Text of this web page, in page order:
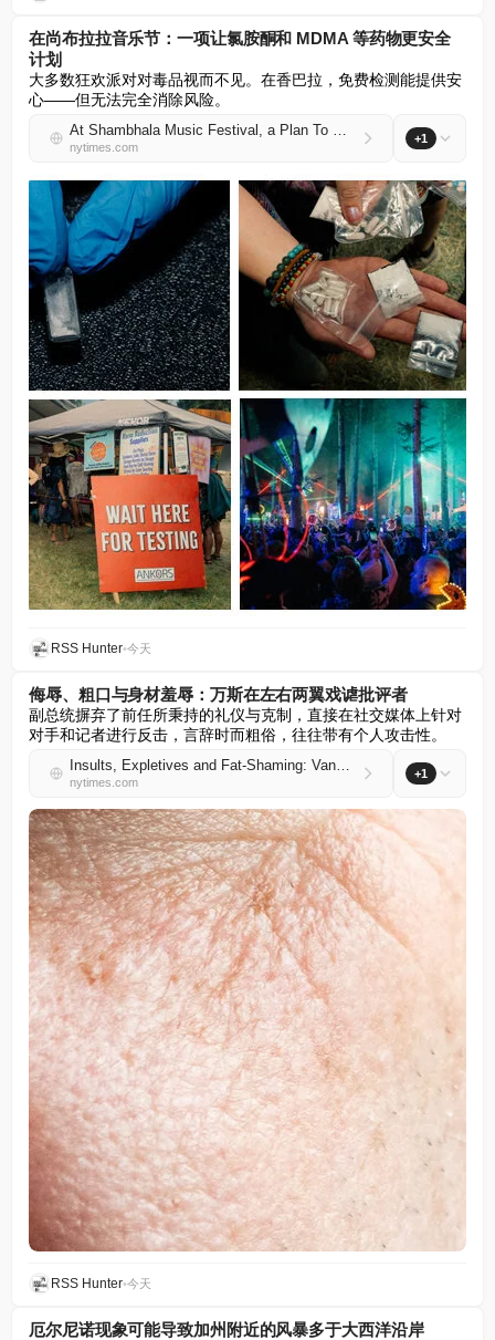
在尚布拉拉音乐节：一项让氯胺酮和 MDMA 等药物更安全
计划
大多数狂欢派对对毒品视而不见。在香巴拉，免费检测能提供安
心——但无法完全消除风险。
At Shambhala Music Festival, a Plan To Make Drugs Like Ketamine and MDMA Safer
nytimes.com
+1
RSS Hunter•今天
侮辱、粗口与身材羞辱：万斯在左右两翼戏谑批评者
副总统摒弃了前任所秉持的礼仪与克制，直接在社交媒体上针对
对手和记者进行反击，言辞时而粗俗，往往带有个人攻击性。
Insults, Expletives and Fat-Shaming: Vance Trolls Critics on the Right and Left
nytimes.com
+1
RSS Hunter•今天
厄尔尼诺现象可能导致加州附近的风暴多于大西洋沿岸